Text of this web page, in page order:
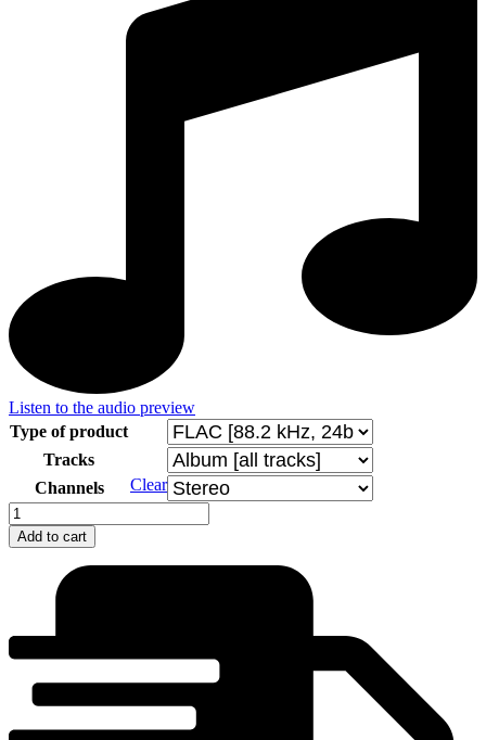
Listen to the audio preview
Type of product
Tracks
Channels
Clear
Pavol
Krška
-
Add to cart